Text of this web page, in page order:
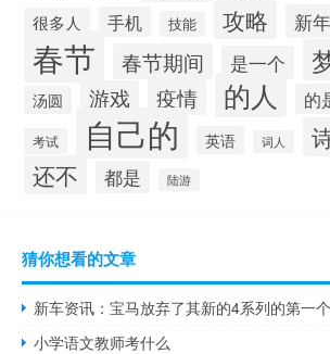
很多人 手机 技能 攻略 新年
春节 春节期间 是一个
汤圆 游戏 疫情 的人 的
考试 自己的 英语 词人
还不 都是 陆游
猜你想看的文章
新车资讯：宝马放弃了其新的4系列的第一
小学语文教师考什么